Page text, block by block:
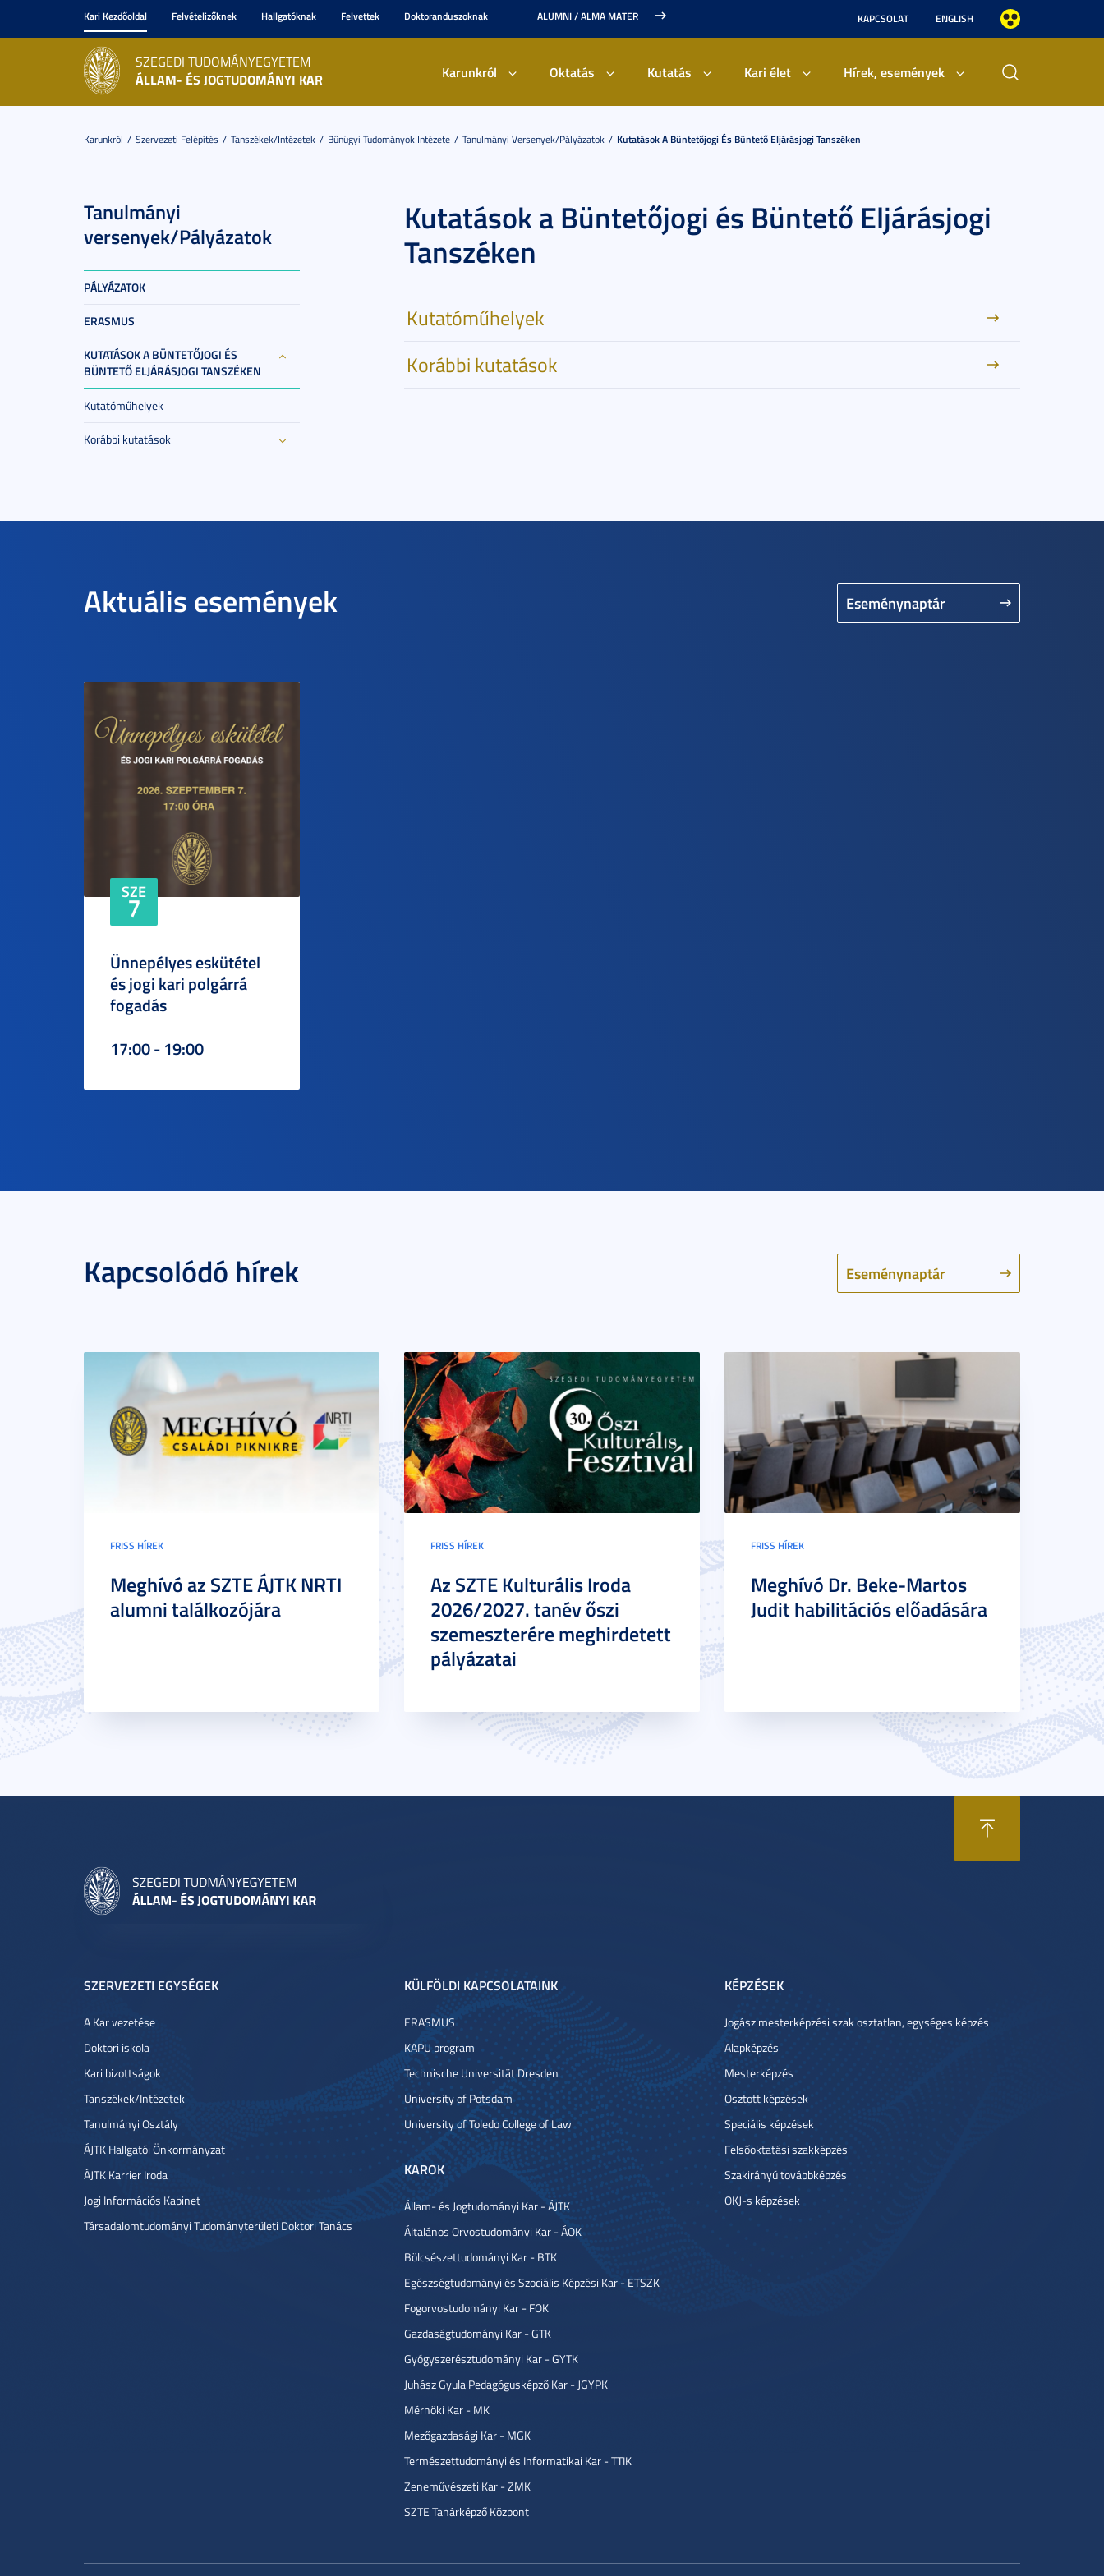
Kari Kezdőoldal Felvételizőknek Hallgatóknak Felvettek Doktoranduszoknak ALUMNI / ALMA MATER KAPCSOLAT ENGLISH
SZEGEDI TUDOMÁNYEGYETEM
ÁLLAM- ÉS JOGTUDOMÁNYI KAR Karunkról Oktatás Kutatás Kari élet Hírek, események
Karunkról Szervezeti Felépítés Tanszékek/Intézetek Bűnügyi Tudományok Intézete Tanulmányi Versenyek/Pályázatok Kutatások A Büntetőjogi És Büntető Eljárásjogi Tanszéken
Tanulmányi
versenyek/Pályázatok
PÁLYÁZATOK
ERASMUS
KUTATÁSOK A BÜNTETŐJOGI ÉS
BÜNTETŐ ELJÁRÁSJOGI TANSZÉKEN
Kutatóműhelyek
Korábbi kutatások
Kutatások a Büntetőjogi és Büntető Eljárásjogi
Tanszéken
Kutatóműhelyek
Korábbi kutatások
Aktuális események Eseménynaptár
SZE
7
Ünnepélyes eskütétel
és jogi kari polgárrá
fogadás
17:00 - 19:00
Kapcsolódó hírek Eseménynaptár
FRISS HÍREK
Meghívó az SZTE ÁJTK NRTI
alumni találkozójára
FRISS HÍREK
Az SZTE Kulturális Iroda
2026/2027. tanév őszi
szemeszterére meghirdetett
pályázatai
FRISS HÍREK
Meghívó Dr. Beke-Martos
Judit habilitációs előadására
SZERVEZETI EGYSÉGEK
A Kar vezetése
Doktori iskola
Kari bizottságok
Tanszékek/Intézetek
Tanulmányi Osztály
ÁJTK Hallgatói Önkormányzat
ÁJTK Karrier Iroda
Jogi Információs Kabinet
Társadalomtudományi Tudományterületi Doktori Tanács
KÜLFÖLDI KAPCSOLATAINK
ERASMUS
KAPU program
Technische Universität Dresden
University of Potsdam
University of Toledo College of Law
KAROK
Állam- és Jogtudományi Kar - ÁJTK
Általános Orvostudományi Kar - ÁOK
Bölcsészettudományi Kar - BTK
Egészségtudományi és Szociális Képzési Kar - ETSZK
Fogorvostudományi Kar - FOK
Gazdaságtudományi Kar - GTK
Gyógyszerésztudományi Kar - GYTK
Juhász Gyula Pedagógusképző Kar - JGYPK
Mérnöki Kar - MK
Mezőgazdasági Kar - MGK
Természettudományi és Informatikai Kar - TTIK
Zeneművészeti Kar - ZMK
SZTE Tanárképző Központ
KÉPZÉSEK
Jogász mesterképzési szak osztatlan, egységes képzés
Alapképzés
Mesterképzés
Osztott képzések
Speciális képzések
Felsőoktatási szakképzés
Szakirányú továbbképzés
OKJ-s képzések